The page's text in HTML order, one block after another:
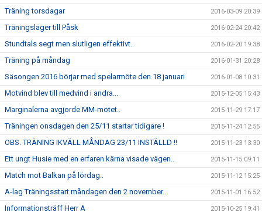
Träning torsdagar 2016-03-09 20:39
Träningsläger till Påsk 2016-02-24 20:42
Stundtals segt men slutligen effektivt.. 2016-02-20 19:38
Träning på måndag 2016-01-31 20:28
Säsongen 2016 börjar med spelarmöte den 18 januari 2016-01-08 10:31
Motvind blev till medvind i andra... 2015-12-05 15:43
Marginalerna avgjorde MM-mötet.. 2015-11-29 17:17
Träningen onsdagen den 25/11 startar tidigare ! 2015-11-24 12:55
OBS. TRÄNING IKVÄLL MÅNDAG 23/11 INSTÄLLD !! 2015-11-23 13:30
Ett ungt Husie med en erfaren kärna visade vägen.. 2015-11-15 09:11
Match mot Balkan på lördag.. 2015-11-12 15:25
A-lag Träningsstart måndagen den 2 november.. 2015-11-01 16:52
Informationsträff Herr A 2015-10-25 19:41